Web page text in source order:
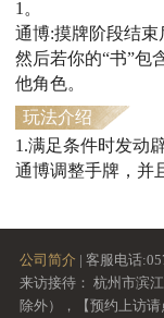
1。
通博:摸牌阶段结束
然后若你的“书”包
他角色。
玩法介绍
1.满足条件时发动
通博调整手牌，并
公司简介 | 客服电话
来访接待： 杭州市滨
除外），【预约上访请